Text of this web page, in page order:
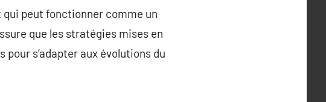
qui peut fonctionner comme un
que les stratégies mises en
s’adapter aux évolutions du